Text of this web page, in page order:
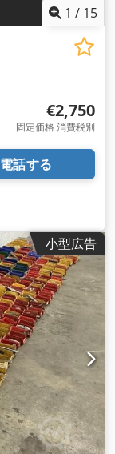
1 / 15
€2,750
固定価格 消費税別
電話する
小型広告